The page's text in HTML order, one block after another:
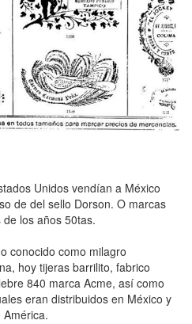
Unidos vendían a México
de del sello Dorson. O marcas
los años 50tas.
conocido como milagro
hoy tijeras barrilito, fabrico
840 marca Acme, así como
eran distribuidos en México y